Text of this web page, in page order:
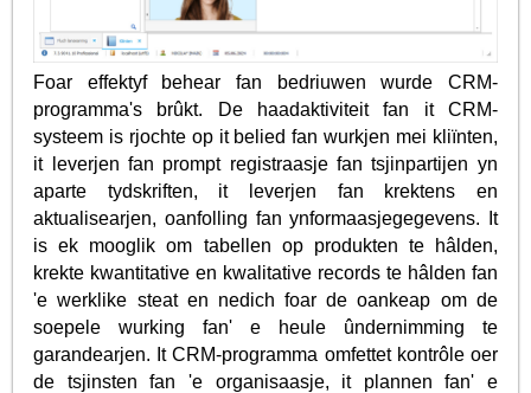
Foar effektyf behear fan bedriuwen wurde CRM-
programma's brûkt. De haadaktiviteit fan it CRM-
systeem is rjochte op it belied fan wurkjen mei kliïnten,
it leverjen fan prompt registraasje fan tsjinpartijen yn
aparte tydskriften, it leverjen fan krektens en
aktualisearjen, oanfolling fan ynformaasjegegevens. It
is ek mooglik om tabellen op produkten te hâlden,
krekte kwantitative en kwalitative records te hâlden fan
'e werklike steat en nedich foar de oankeap om de
soepele wurking fan' e heule ûndernimming te
garandearjen. It CRM-programma omfettet kontrôle oer
de tsjinsten fan 'e organisaasje, it plannen fan' e